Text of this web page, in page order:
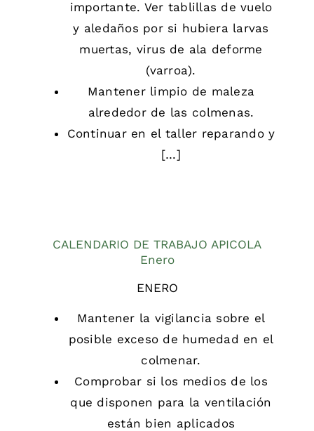
importante. Ver tablillas de vuelo
y aledaños por si hubiera larvas
muertas, virus de ala deforme
(varroa).
Mantener limpio de maleza
alrededor de las colmenas.
Continuar en el taller reparando y
[…]
CALENDARIO DE TRABAJO APICOLA
Enero
ENERO
Mantener la vigilancia sobre el
posible exceso de humedad en el
colmenar.
Comprobar si los medios de los
que disponen para la ventilación
están bien aplicados